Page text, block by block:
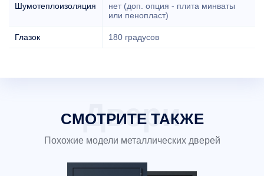
Шумотеплоизоляция
нет (доп. опция - плита минваты
или пенопласт)
Глазок 180 градусов
СМОТРИТЕ ТАКЖЕ
Похожие модели металлических дверей